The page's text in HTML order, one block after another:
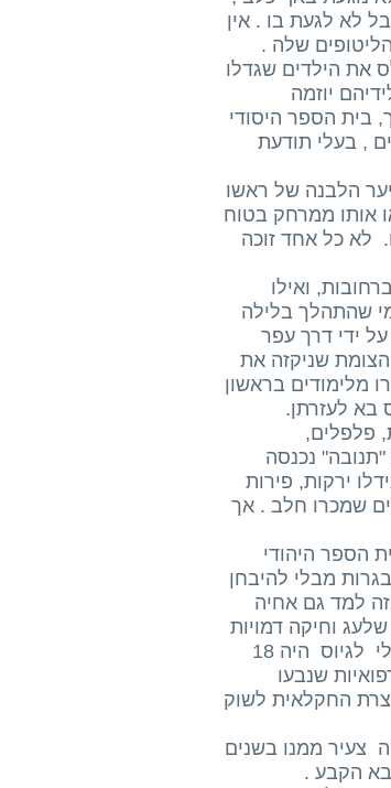
לא לגעת בו . אין
שלה .
את הילדים שגדלו
יוזמה
בית הספר היסודי
, בעלי תודעת
הלבנה של ראשו
אותו ממרחק בטוח
לא כל אחד זוכה
ואילו
שהתהלך בלילה
ידי דרך עפר
שניקזה את
מלימודים בראשון
בא לעזרתן.
פלפלים,
נכנסה
ירקות, פירות
שמכרו חלב . אך
הספר היהודי
מבלי להיבחן
למד גם אחיה
וחיקה דמויות
נאציות. זאת ועוד, הוא נלקח למחנה עבודה בגיל 16, למרות שהגיל המינימלי לגיוס היה 18
שנבעו
החקלאית לשוק
צעיר ממנו בשנים